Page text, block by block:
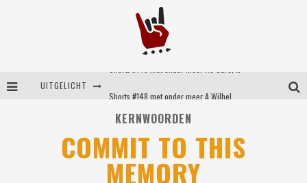
UITGELICHT
Britse emorockers van Basement maken tweede comeback met het indrukwekkende ‘Wired’
KERNWOORDEN
COMMIT TO THIS
MEMORY